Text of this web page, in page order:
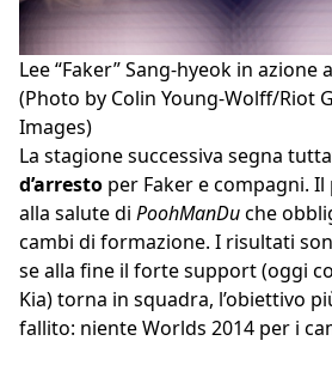
Lee “Faker” Sang-hyeok in azione
(Photo by Colin Young-Wolff/Riot
Images)
La stagione successiva segna
d’arresto per Faker e compagni.
alla salute di PoohManDuche
cambi di formazione. I risultati
se alla fine il forte support (oggi
Kia) torna in squadra, l’obiettivo
fallito: niente Worlds 2014 per i